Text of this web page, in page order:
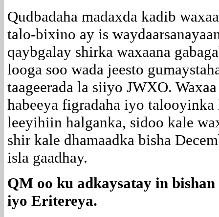
Qudbadaha madaxda kadib
talo-bixino ay is
qaybgalay shirka waxaana
looga soo wada jeesto
taageerada la siiyo JWXO.
habeeya figradaha iyo
leeyihiin halganka, sidoo kale
shir kale dhamaadka bisha
isla gaadhay.
QM oo ku adkaysatay in
iyo Eritereya.